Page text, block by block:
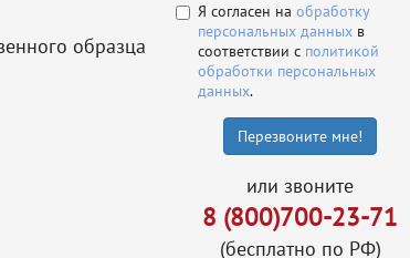
образца
Я согласен на обработку
персональных данных в
соответствии с политикой
обработки персональных
данных.
Перезвоните мне!
или звоните
8 (800)700-23-71
(бесплатно по РФ)